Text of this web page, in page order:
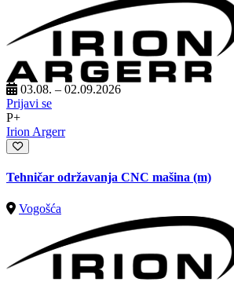
03.08. – 02.09.2026
Prijavi se
P+
Irion Argerr
Tehničar održavanja CNC mašina (m)
Vogošća